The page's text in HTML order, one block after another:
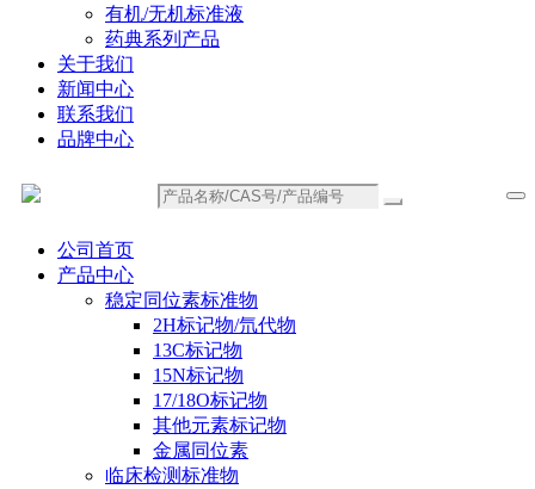
有机/无机标准液
药典系列产品
关于我们
新闻中心
联系我们
品牌中心
公司首页
产品中心
稳定同位素标准物
2H标记物/氘代物
13C标记物
15N标记物
17/18O标记物
其他元素标记物
金属同位素
临床检测标准物